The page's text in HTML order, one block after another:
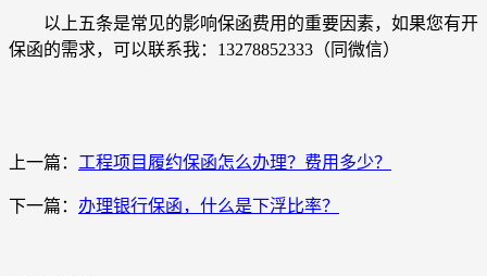
以上五条是常见的影响保函费用的重要因素，如果您有开
保函的需求，可以联系我：13278852333（同微信）
上一篇： 工程项目履约保函怎么办理？费用多少？
下一篇： 办理银行保函，什么是下浮比率？